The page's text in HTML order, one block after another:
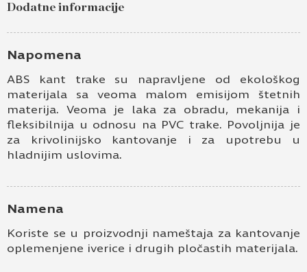
Dodatne informacije
Napomena
ABS kant trake su napravljene od ekološkog
materijala sa veoma malom emisijom štetnih
materija. Veoma je laka za obradu, mekanija i
fleksibilnija u odnosu na PVC trake. Povoljnija je
za krivolinijsko kantovanje i za upotrebu u
hladnijim uslovima.
Namena
Koriste se u proizvodnji nameštaja za kantovanje
oplemenjene iverice i drugih pločastih materijala.